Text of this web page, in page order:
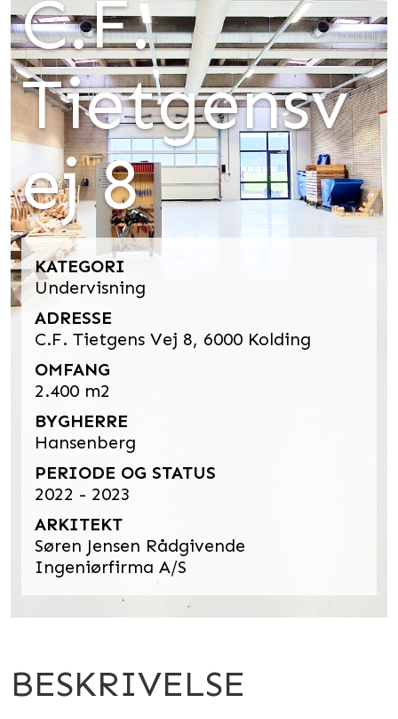
C.F.
Tietgensv
ej 8
KATEGORI
Undervisning
ADRESSE
C.F. Tietgens Vej 8, 6000 Kolding
OMFANG
2.400 m2
BYGHERRE
Hansenberg
PERIODE OG STATUS
2022 - 2023
ARKITEKT
Søren Jensen Rådgivende
Ingeniørfirma A/S
BESKRIVELSE